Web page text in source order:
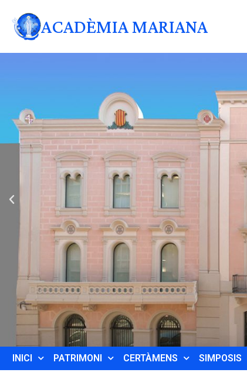
ACADÈMIA MARIANA
INICI PATRIMONI CERTÀMENS SIMPOSIS